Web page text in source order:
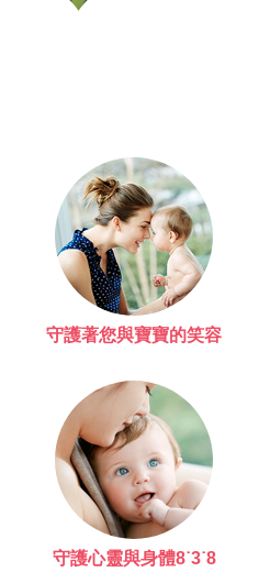
守護著您與寶寶的笑容
守護心靈與身體8˙3˙8